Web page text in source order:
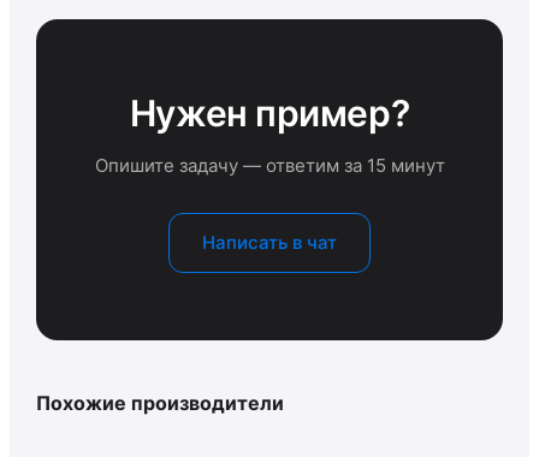
Нужен пример?
Опишите задачу — ответим за 15 минут
Написать в чат
Похожие производители